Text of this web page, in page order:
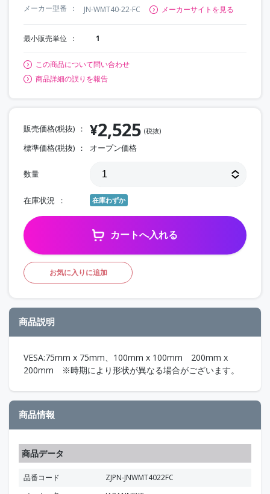
メーカー型番
JN-WMT40-22-FC メーカーサイトを見る
最小販売単位 1
この商品について問い合わせ
商品詳細の誤りを報告
販売価格(税抜) ¥2,525 (税抜)
標準価格(税抜) オープン価格
数量
在庫状況 在庫わずか
カートへ入れる
お気に入りに追加
商品説明
VESA:75mm x 75mm、100mm x 100mm 200mm x
200mm ※時期により形状が異なる場合がございます。
商品情報
商品データ
品番コード
ZJPN-JNWMT4022FC